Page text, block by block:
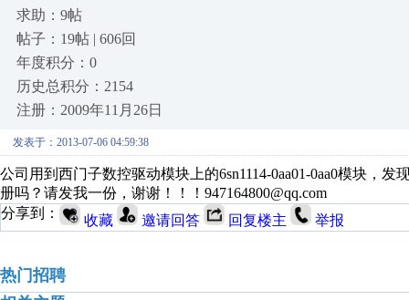
求助：9帖
帖子：19帖 | 606回
年度积分：0
历史总积分：2154
注册：2009年11月26日
发表于：2013-07-06 04:59:38
公司用到西门子数控驱动模块上的6sn1114-0aa01-0aa0模块，
册吗？请发我一份，谢谢！！！947164800@qq.com
分享到：
收藏 邀请回答 回复楼主 举报
热门招聘